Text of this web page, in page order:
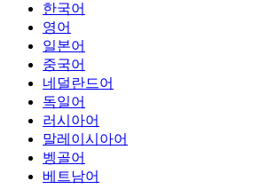
한국어
영어
일본어
중국어
네덜란드어
독일어
러시아어
말레이시아어
벵골어
베트남어